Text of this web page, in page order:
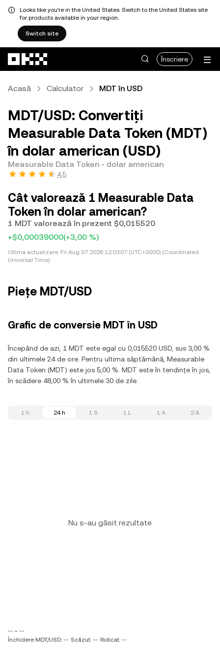
Looks like you're in the United States. Switch to the United States site
for products available in your region.
Switch site
Înscriere
Acasă Calculator MDT în USD
MDT/USD: Convertiți
Measurable Data Token (MDT)
în dolar american (USD)
Measurable Data Token - dolar american
4,5
Cât valorează 1 Measurable Data
Token în dolar american?
1 MDT valorează în prezent $0,015520
+$0,00039000(+3,00 %)
Ultima actualizare: Fri Aug 07 2026 12:03:07 (UTC+0000) (Coordinated
Universal Time)
Piețe MDT/USD
Grafic de conversie MDT în USD
Începând de azi, 1 MDT este egal cu 0,015520 USD, sus 3,00 %
din ultimele 24 de ore. Pentru ultima săptămână, Measurable
Data Token (MDT) este jos 5,00 %. MDT este în tendințe în jos,
în scădere 48,00 % în ultimele 30 de zile.
1 h 24 h 1 S 1 L 1 A 2 A
Nu s-au găsit rezultate
-- ~ --
Închidere MDT/USD: -- Scăzut: -- Ridicat: --